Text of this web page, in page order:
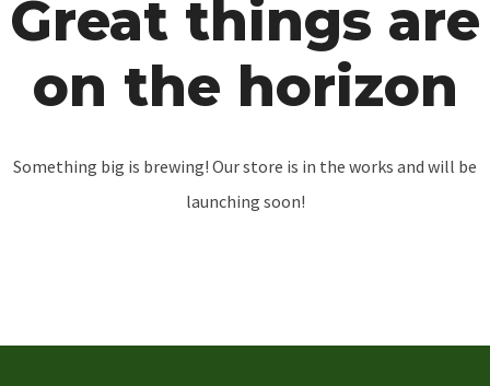
Great things are
on the horizon
Something big is brewing! Our store is in the works and will be
launching soon!